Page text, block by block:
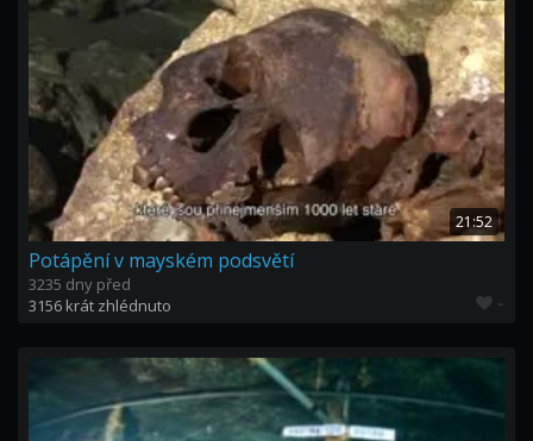
21:52
Potápění v mayském podsvětí
3235 dny před
3156 krát zhlédnuto
-